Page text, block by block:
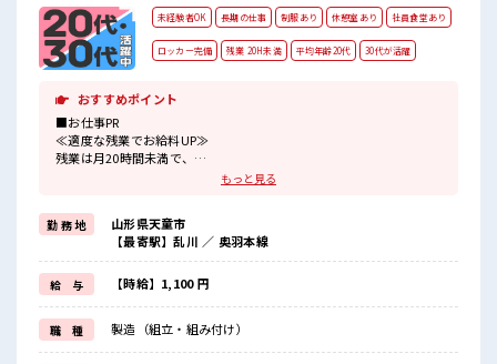
未経験者OK 長期の仕事 制服あり 休憩室あり 社員食堂あり
ロッカー完備 残業 20H未満 平均年齢20代 30代が活躍
おすすめポイント
■お仕事PR
≪適度な残業でお給料UP≫
残業は月20時間未満で、
制服があるので、
毎日の服装の悩み解消♪
≪未経験でも活躍できる≫
新しいことにチャレンジするのは不安だけど、
しっかり働く環境が整っています！
イチからスキルUP・ステップUP目指していきましょう！
≪様々なお仕事をご提案≫
一人で悩まず気軽に相談できる、
派遣のお仕事です！
もっと見る
勤 務 地
山形県天童市
【最寄駅】乱川 ／ 奥羽本線
給 与 【時給】1,100 円
職 種 製造（組立・組み付け）